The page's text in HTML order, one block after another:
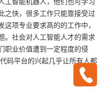
工智能机器人，他们也可学习
之快，很多工作只能靠接受过
项专业要求高的的工作中，
。社会对人工智能人才的需求
职业价值遭到一定程度的侵
码平台的兴起几乎让所有人都